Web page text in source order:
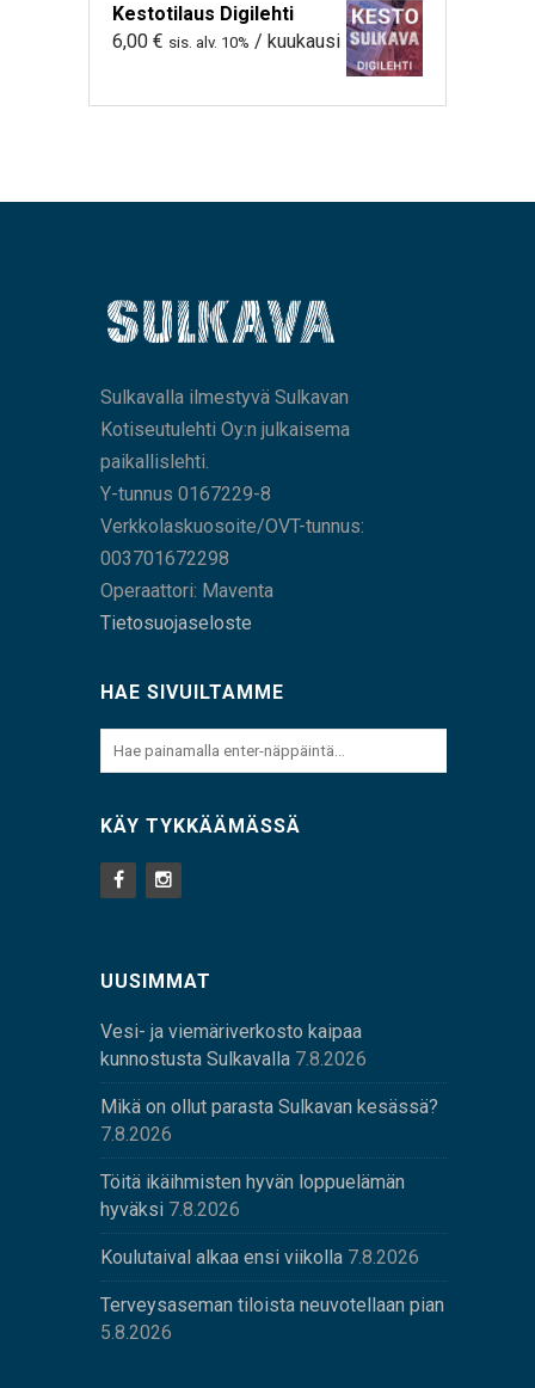
Kestotilaus Digilehti
6,00 € sis. alv. 10% / kuukausi
Sulkavalla ilmestyvä Sulkavan
Kotiseutulehti Oy:n julkaisema
paikallislehti.
Y-tunnus 0167229-8
Verkkolaskuosoite/OVT-tunnus:
003701672298
Operaattori: Maventa
Tietosuojaseloste
HAE SIVUILTAMME
KÄY TYKKÄÄMÄSSÄ
UUSIMMAT
Vesi- ja viemäriverkosto kaipaa
kunnostusta Sulkavalla 7.8.2026
Mikä on ollut parasta Sulkavan kesässä?
7.8.2026
Töitä ikäihmisten hyvän loppuelämän
hyväksi 7.8.2026
Koulutaival alkaa ensi viikolla 7.8.2026
Terveysaseman tiloista neuvotellaan pian
5.8.2026